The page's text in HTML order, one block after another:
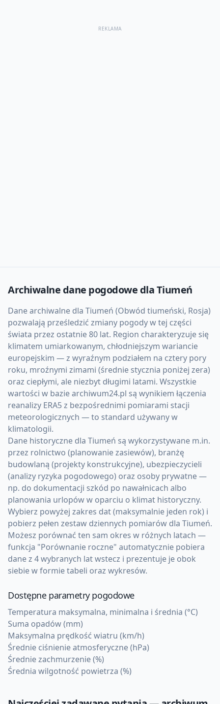
REKLAMA
Archiwalne dane pogodowe dlaTiumeń
Dane archiwalne dla Tiumeń (Obwód tiumeński, Rosja)
pozwalają prześledzić zmiany pogody w tej części
świata przez ostatnie 80 lat. Region charakteryzuje się
klimatem umiarkowanym, chłodniejszym wariancie
europejskim — z wyraźnym podziałem na cztery pory
roku, mroźnymi zimami (średnie stycznia poniżej zera)
oraz ciepłymi, ale niezbyt długimi latami. Wszystkie
wartości w bazie archiwum24.pl są wynikiem łączenia
reanalizy ERA5 z bezpośrednimi pomiarami stacji
meteorologicznych — to standard używany w
klimatologii.
Dane historyczne dla Tiumeń są wykorzystywane m.in.
przez rolnictwo (planowanie zasiewów), branżę
budowlaną (projekty konstrukcyjne), ubezpieczycieli
(analizy ryzyka pogodowego) oraz osoby prywatne —
np. do dokumentacji szkód po nawałnicach albo
planowania urlopów w oparciu o klimat historyczny.
Wybierz powyżej zakres dat (maksymalnie jeden rok) i
pobierz pełen zestaw dziennych pomiarów dla Tiumeń.
Możesz porównać ten sam okres w różnych latach —
funkcja "Porównanie roczne" automatycznie pobiera
dane z 4 wybranych lat wstecz i prezentuje je obok
siebie w formie tabeli oraz wykresów.
Dostępne parametry pogodowe
Temperatura maksymalna, minimalna i średnia (°C)
Suma opadów (mm)
Maksymalna prędkość wiatru (km/h)
Średnie ciśnienie atmosferyczne (hPa)
Średnie zachmurzenie (%)
Średnia wilgotność powietrza (%)